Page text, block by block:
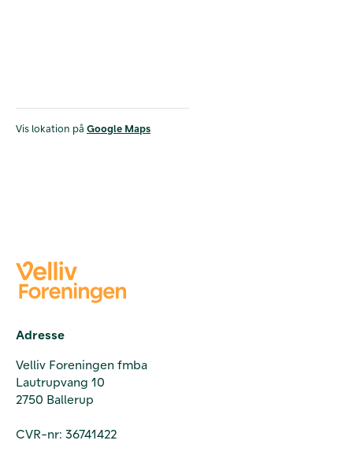
Vis lokation på Google Maps
Adresse
Velliv Foreningen fmba
Lautrupvang 10
2750 Ballerup
CVR-nr: 36741422